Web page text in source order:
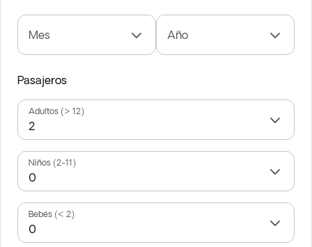
Mes Año
Pasajeros
Adultos (> 12)
Niños (2-11)
Bebés (< 2)